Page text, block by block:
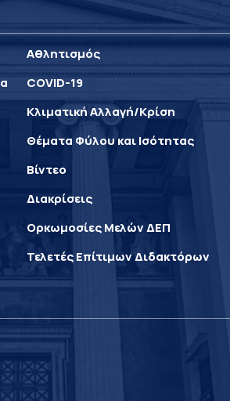
Αθλητισμός
COVID-19
Κλιματική Αλλαγή/Κρίση
Θέματα Φύλου και Ισότητας
Βίντεο
Διακρίσεις
Ορκωμοσίες Μελών ΔΕΠ
Τελετές Επίτιμων Διδακτόρων